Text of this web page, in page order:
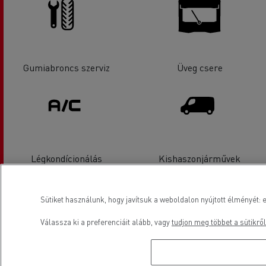
Gumiabroncs szerviz Üveg csere
Légkondícionálás
Kishaszonjárművek
Sütiket használunk, hogy javítsuk a weboldalon nyújtott
Válassza ki a preferenciáit alább, vagytudjon meg többet a